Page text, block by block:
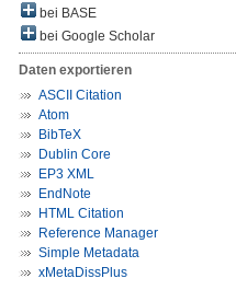
bei BASE
bei Google Scholar
Daten exportieren
ASCII Citation
Atom
BibTeX
Dublin Core
EP3 XML
EndNote
HTML Citation
Reference Manager
Simple Metadata
xMetaDissPlus